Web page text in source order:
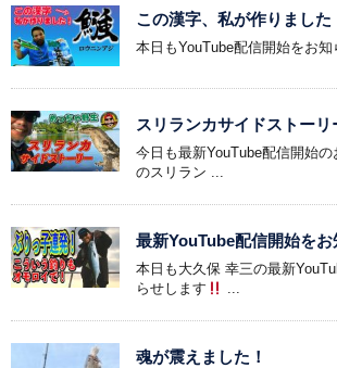
この漢字、私が作りました
本日もYouTube配信開始をお知
スリランカサイドストーリ
今日も最新YouTube配信開始の
のスリラン ...
最新YouTube配信開始をお
本日も大久保 幸三の最新
らせします
...
魂が震えました！